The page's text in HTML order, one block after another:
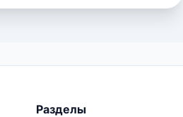
Разделы